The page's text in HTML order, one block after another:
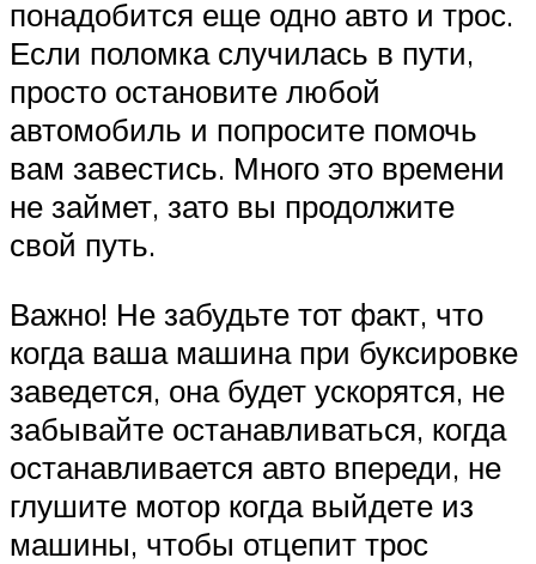
понадобится еще одно авто и трос.
Если поломка случилась в пути,
просто остановите любой
автомобиль и попросите помочь
вам завестись. Много это времени
не займет, зато вы продолжите
свой путь.
Важно! Не забудьте тот факт, что
когда ваша машина при буксировке
заведется, она будет ускорятся, не
забывайте останавливаться, когда
останавливается авто впереди, не
глушите мотор когда выйдете из
машины, чтобы отцепит трос